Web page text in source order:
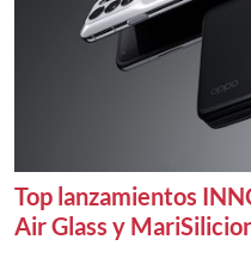
Top lanzamientos
Air Glass y